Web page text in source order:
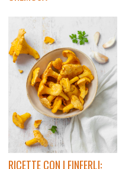
RICETTE CON I FINFERLI: